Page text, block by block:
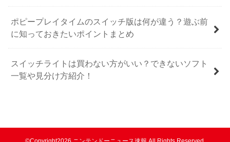
ポピープレイタイムのスイッチ版は何が違う？遊ぶ前
に知っておきたいポイントまとめ
スイッチライトは買わない方がいい？できないソフト
一覧や見分け方紹介！